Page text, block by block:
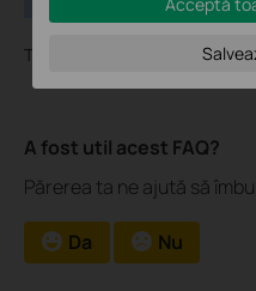
Then the problem would be
A fost util acest FAQ?
Părerea ta ne ajută să
Da Nu